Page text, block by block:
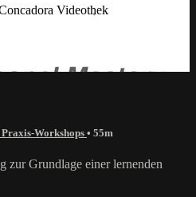
Videothek
Workshops • 55m
zur Grundlage einer lernenden